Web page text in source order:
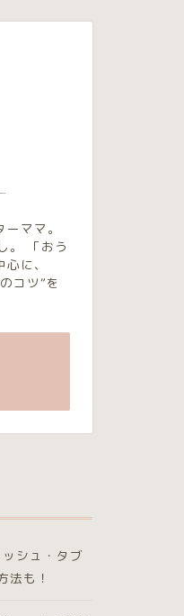
ママ。
。 「おう
に、
コツ“を
シュ・タブ
法も！